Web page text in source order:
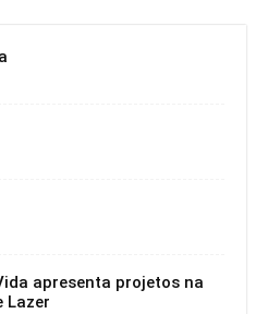
apresenta projetos na
Lazer